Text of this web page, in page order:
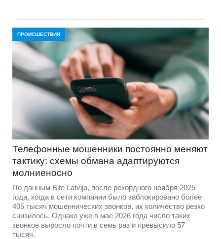
ПРОИСШЕСТВИЯ
Телефонные мошенники постоянно меняют
тактику: схемы обмана адаптируются
молниеносно
По данным Bite Latvija, после рекордного ноября 2025
года, когда в сети компании было заблокировано более
405 тысяч мошеннических звонков, их количество резко
снизилось. Однако уже в мае 2026 года число таких
звонков выросло почти в семь раз и превысило 57
тысяч.